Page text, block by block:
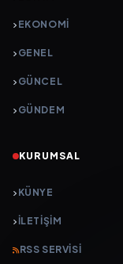
EKONOMI
GENEL
GÜNCEL
GÜNDEM
KURUMSAL
KÜNYE
İLETIŞIM
RSS SERVISI